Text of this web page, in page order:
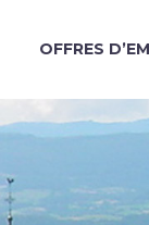
OFFRES